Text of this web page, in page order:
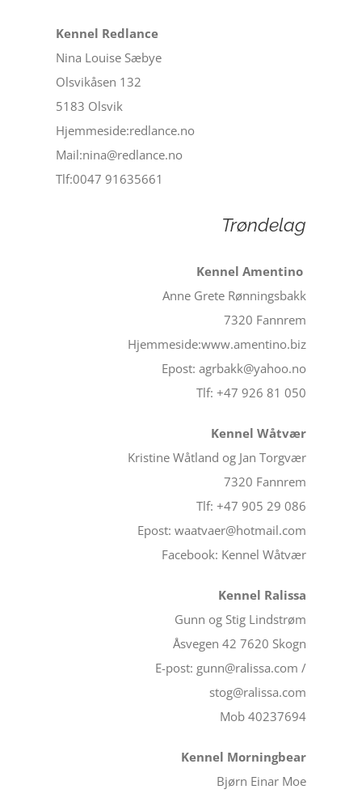
Kennel Redlance
Nina Louise Sæbye
Olsvikåsen 132
5183 Olsvik
Hjemmeside:redlance.no
Mail:nina@redlance.no
Tlf:0047 91635661
Trøndelag
Kennel Amentino
Anne Grete Rønningsbakk
7320 Fannrem
Hjemmeside:www.amentino.biz
Epost: agrbakk@yahoo.no
Tlf: +47 926 81 050
Kennel Wåtvær
Kristine Wåtland og Jan Torgvær
7320 Fannrem
Tlf: +47 905 29 086
Epost: waatvaer@hotmail.com
Facebook: Kennel Wåtvær
Kennel Ralissa
Gunn og Stig Lindstrøm
Åsvegen 42 7620 Skogn
E-post: gunn@ralissa.com /
stog@ralissa.com
Mob 40237694
Kennel Morningbear
Bjørn Einar Moe